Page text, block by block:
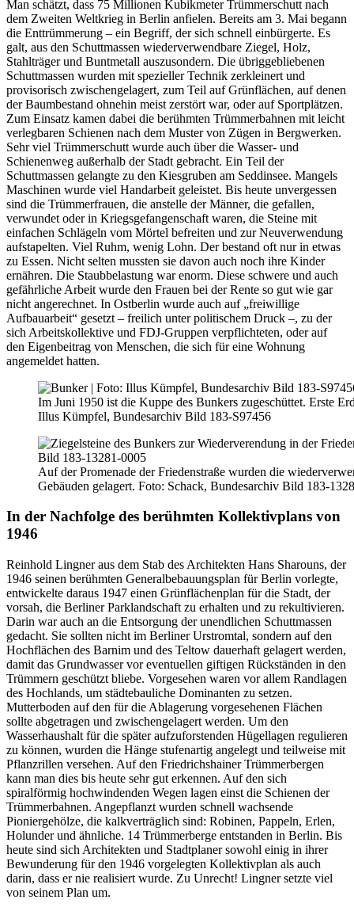
Man schätzt, dass 75 Millionen Kubikmeter Trümmerschutt nach
dem Zweiten Weltkrieg in Berlin anfielen. Bereits am 3. Mai begann
die Enttrümmerung – ein Begriff, der sich schnell einbürgerte. Es
galt, aus den Schuttmassen wiederverwendbare Ziegel, Holz,
Stahlträger und Buntmetall auszusondern. Die übriggebliebenen
Schuttmassen wurden mit spezieller Technik zerkleinert und
provisorisch zwischengelagert, zum Teil auf Grünflächen, auf denen
der Baumbestand ohnehin meist zerstört war, oder auf Sportplätzen.
Zum Einsatz kamen dabei die berühmten Trümmerbahnen mit leicht
verlegbaren Schienen nach dem Muster von Zügen in Bergwerken.
Sehr viel Trümmerschutt wurde auch über die Wasser- und
Schienenweg außerhalb der Stadt gebracht. Ein Teil der
Schuttmassen gelangte zu den Kiesgruben am Seddinsee. Mangels
Maschinen wurde viel Handarbeit geleistet. Bis heute unvergessen
sind die Trümmerfrauen, die anstelle der Männer, die gefallen,
verwundet oder in Kriegsgefangenschaft waren, die Steine mit
einfachen Schlägeln vom Mörtel befreiten und zur Neuverwendung
aufstapelten. Viel Ruhm, wenig Lohn. Der bestand oft nur in etwas
zu Essen. Nicht selten mussten sie davon auch noch ihre Kinder
ernähren. Die Staubbelastung war enorm. Diese schwere und auch
gefährliche Arbeit wurde den Frauen bei der Rente so gut wie gar
nicht angerechnet. In Ostberlin wurde auch auf „freiwillige
Aufbauarbeit“ gesetzt – freilich unter politischem Druck –, zu der
sich Arbeitskollektive und FDJ-Gruppen verpflichteten, oder auf
den Eigenbeitrag von Menschen, die sich für eine Wohnung
angemeldet hatten.
Im Juni 1950 ist die Kuppe des Bunkers zugeschüttet. Erste
Illus Kümpfel, Bundesarchiv Bild 183-S97456
Auf der Promenade der Friedenstraße wurden die
Gebäuden gelagert. Foto: Schack, Bundesarchiv Bild 183-
In der Nachfolge des berühmten Kollektivplans von
1946
Reinhold Lingner aus dem Stab des Architekten Hans Sharouns, der
1946 seinen berühmten Generalbebauungsplan für Berlin vorlegte,
entwickelte daraus 1947 einen Grünflächenplan für die Stadt, der
vorsah, die Berliner Parklandschaft zu erhalten und zu rekultivieren.
Darin war auch an die Entsorgung der unendlichen Schuttmassen
gedacht. Sie sollten nicht im Berliner Urstromtal, sondern auf den
Hochflächen des Barnim und des Teltow dauerhaft gelagert werden,
damit das Grundwasser vor eventuellen giftigen Rückständen in den
Trümmern geschützt bliebe. Vorgesehen waren vor allem Randlagen
des Hochlands, um städtebauliche Dominanten zu setzen.
Mutterboden auf den für die Ablagerung vorgesehenen Flächen
sollte abgetragen und zwischengelagert werden. Um den
Wasserhaushalt für die später aufzuforstenden Hügellagen regulieren
zu können, wurden die Hänge stufenartig angelegt und teilweise mit
Pflanzrillen versehen. Auf den Friedrichshainer Trümmerbergen
kann man dies bis heute sehr gut erkennen. Auf den sich
spiralförmig hochwindenden Wegen lagen einst die Schienen der
Trümmerbahnen. Angepflanzt wurden schnell wachsende
Pioniergehölze, die kalkverträglich sind: Robinen, Pappeln, Erlen,
Holunder und ähnliche. 14 Trümmerberge entstanden in Berlin. Bis
heute sind sich Architekten und Stadtplaner sowohl einig in ihrer
Bewunderung für den 1946 vorgelegten Kollektivplan als auch
darin, dass er nie realisiert wurde. Zu Unrecht! Lingner setzte viel
von seinem Plan um.